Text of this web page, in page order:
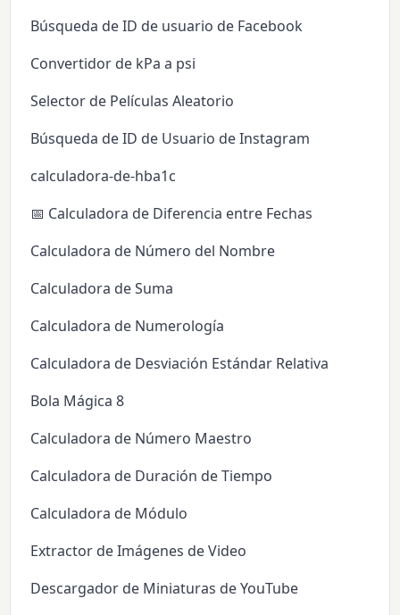
Búsqueda de ID de usuario de Facebook
Convertidor de kPa a psi
Selector de Películas Aleatorio
Búsqueda de ID de Usuario de Instagram
calculadora-de-hba1c
📅 Calculadora de Diferencia entre Fechas
Calculadora de Número del Nombre
Calculadora de Suma
Calculadora de Numerología
Calculadora de Desviación Estándar Relativa
Bola Mágica 8
Calculadora de Número Maestro
Calculadora de Duración de Tiempo
Calculadora de Módulo
Extractor de Imágenes de Video
Descargador de Miniaturas de YouTube